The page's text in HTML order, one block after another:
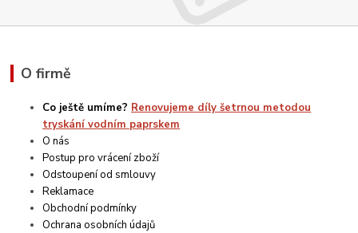
O firmě
Co ještě umíme? Renovujeme díly šetrnou metodou
tryskání vodním paprskem
O nás
Postup pro vrácení zboží
Odstoupení od smlouvy
Reklamace
Obchodní podmínky
Ochrana osobních údajů